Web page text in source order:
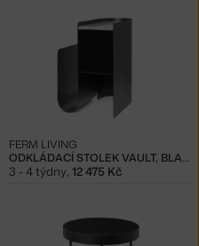
ODKLÁDACÍ STOLEK VAULT, BLACK
FERM LIVING
3 - 4 týdny 12 475 Kč